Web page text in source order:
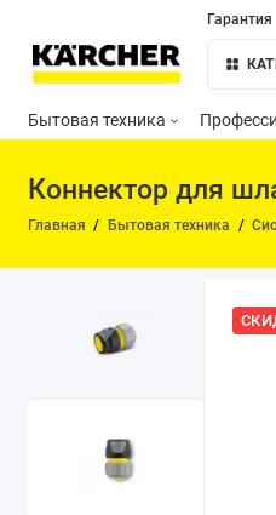
Гарантия
Бытовая техника
Коннектор для
Главная Бытовая техника